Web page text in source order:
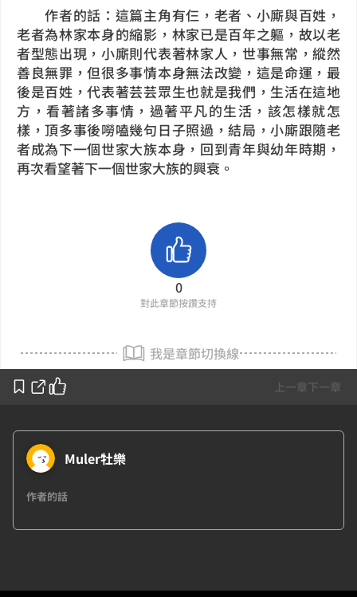
上一章下一章
作者的話：這篇主角有仨，老者、小廝與百姓，
老者為林家本身的縮影，林家已是百年之軀，故以老
者型態出現，小廝則代表著林家人，世事無常，縱然
善良無罪，但很多事情本身無法改變，這是命運，最
後是百姓，代表著芸芸眾生也就是我們，生活在這地
方，看著諸多事情，過著平凡的生活，該怎樣就怎
樣，頂多事後嘮嗑幾句日子照過，結局，小廝跟隨老
者成為下一個世家大族本身，回到青年與幼年時期，
再次看望著下一個世家大族的興衰。
0
對此章節按讚支持
我是章節切換線
Muler牡樂
作者的話